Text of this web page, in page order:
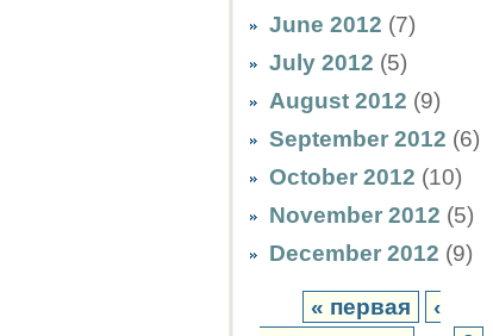
June 2012 (7)
July 2012 (5)
August 2012 (9)
September 2012 (6)
October 2012 (10)
November 2012 (5)
December 2012 (9)
« первая
‹